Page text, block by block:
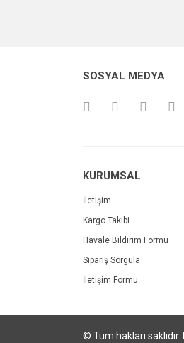
Bu ürüne
SOSYAL MEDYA
KURUMSAL
İletişim
Kargo Takibi
Havale Bildirim Formu
Sipariş Sorgula
İletişim Formu
© Tüm hakları